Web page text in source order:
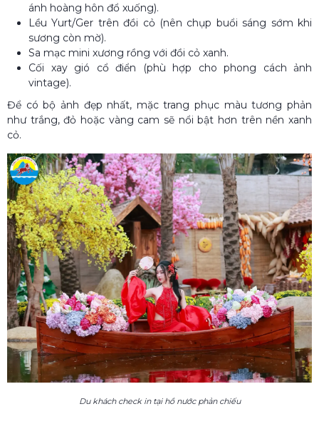
ánh hoàng hôn đổ xuống).
Lều Yurt/Ger trên đồi cỏ (nên chụp buổi sáng sớm khi
sương còn mờ).
Sa mạc mini xương rồng với đồi cỏ xanh.
Cối xay gió cổ điển (phù hợp cho phong cách ảnh
vintage).
Để có bộ ảnh đẹp nhất, mặc trang phục màu tương phản
như trắng, đỏ hoặc vàng cam sẽ nổi bật hơn trên nền xanh
cỏ.
Du khách check in tại hồ nước phản chiếu